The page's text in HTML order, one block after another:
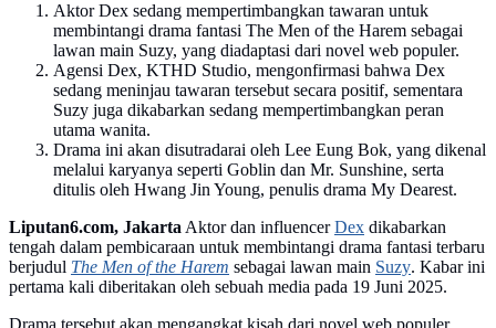
Aktor Dex sedang mempertimbangkan tawaran untuk
membintangi drama fantasi The Men of the Harem sebagai
lawan main Suzy, yang diadaptasi dari novel web populer.
Agensi Dex, KTHD Studio, mengonfirmasi bahwa Dex
sedang meninjau tawaran tersebut secara positif, sementara
Suzy juga dikabarkan sedang mempertimbangkan peran
utama wanita.
Drama ini akan disutradarai oleh Lee Eung Bok, yang dikenal
melalui karyanya seperti Goblin dan Mr. Sunshine, serta
ditulis oleh Hwang Jin Young, penulis drama My Dearest.
Liputan6.com, JakartaAktor dan influencerDex dikabarkan
tengah dalam pembicaraan untuk membintangi drama fantasi terbaru
berjudul The Men of the Harem sebagai lawan main Suzy. Kabar ini
pertama kali diberitakan oleh sebuah media pada 19 Juni 2025.